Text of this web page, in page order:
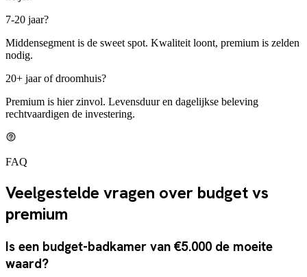
7-20 jaar?
Middensegment is de sweet spot. Kwaliteit loont, premium is zelden
nodig.
20+ jaar of droomhuis?
Premium is hier zinvol. Levensduur en dagelijkse beleving
rechtvaardigen de investering.
FAQ
Veelgestelde vragen over budget vs
premium
Is een budget-badkamer van €5.000 de moeite
waard?